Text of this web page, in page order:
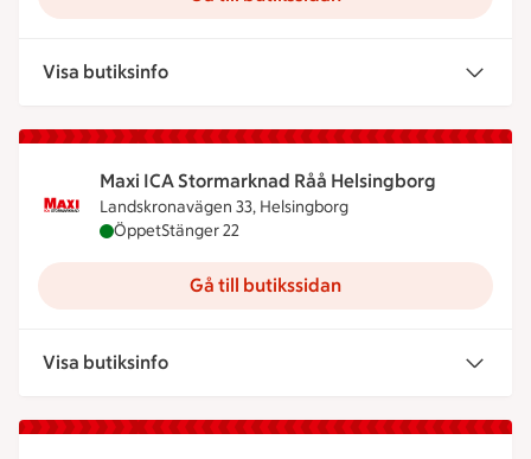
Visa butiksinfo
Maxi ICA Stormarknad Råå Helsingborg
Landskronavägen 33, Helsingborg
Maxi ICA Stormarknad Råå Helsingborg är öppen
ÖppetStänger 22
Gå till butikssidan
Visa butiksinfo